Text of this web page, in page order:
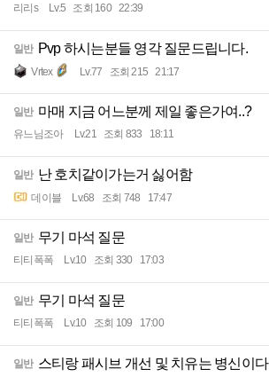
리리s Lv.5 조회 160 22:39
일반 Pvp 하시는분들 영각 질문드립니다.
Vrtex Lv.77 조회 215 21:17
일반 마매 지금 어느분께 제일 좋은가여..?
유느님조아 Lv.21 조회 833 18:11
일반 난 호치같이가는거 싫어함
데이블 Lv.68 조회 748 17:47
일반 무기 마석 질문
티티폭폭 Lv.10 조회 330 17:03
일반 무기 마석 질문
티티폭폭 Lv.10 조회 109 17:00
일반 스티랑 패시브 개선 및 치유는 병신이다